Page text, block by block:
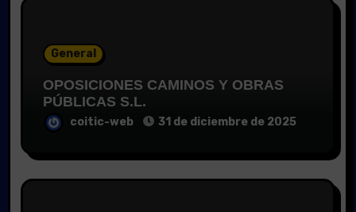
General
OPOSICIONES CAMINOS Y OBRAS
PÚBLICAS S.L.
coitic-web 31 de diciembre de 2025